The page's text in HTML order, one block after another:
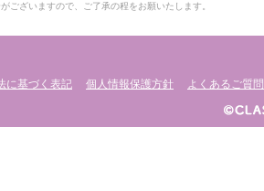
ございますので、ご了承の程をお願いたします。
に基づく表記 個人情報保護方針 よくあるご質問